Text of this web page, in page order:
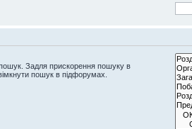
Задля прискорення пошуку в
пошук в підфорумах.